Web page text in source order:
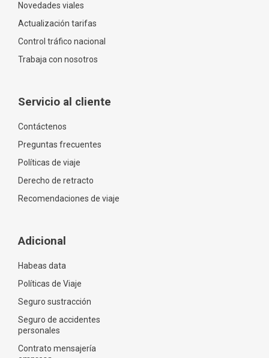
Novedades viales
Actualización tarifas
Control tráfico nacional
Trabaja con nosotros
Servicio al cliente
Contáctenos
Preguntas frecuentes
Políticas de viaje
Derecho de retracto
Recomendaciones de viaje
Adicional
Habeas data
Políticas de Viaje
Seguro sustracción
Seguro de accidentes
personales
Contrato mensajería